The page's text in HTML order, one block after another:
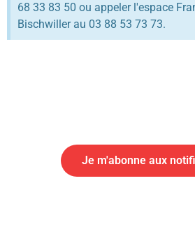
68 33 83 50 ou appeler l'espace
Bischwiller au 03 88 53 73 73.
Je m'abonne aux